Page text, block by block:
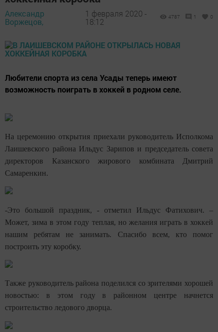
Александр
Воржецов,
1 февраля 2020 -
18:12
4787 1 0
Любители спорта из села Усады теперь имеют
возможность поиграть в хоккей в родном селе.
На церемонию открытия приехали руководитель Исполкома
Лаишевского района Ильдус Зарипов и председатель совета
директоров Казанского жирового комбината Дмитрий
Самаренкин.
-Это большой праздник, - отметил Ильдус Фатихович. –
Может, зима в этом году теплая, но желания играть в хоккей
нашим ребятам не занимать. Спасибо всем, кто помог
построить эту коробку.
Также руководитель района поделился со зрителями хорошей
новостью: в этом году в районном центре начнется
строительство ледового дворца.